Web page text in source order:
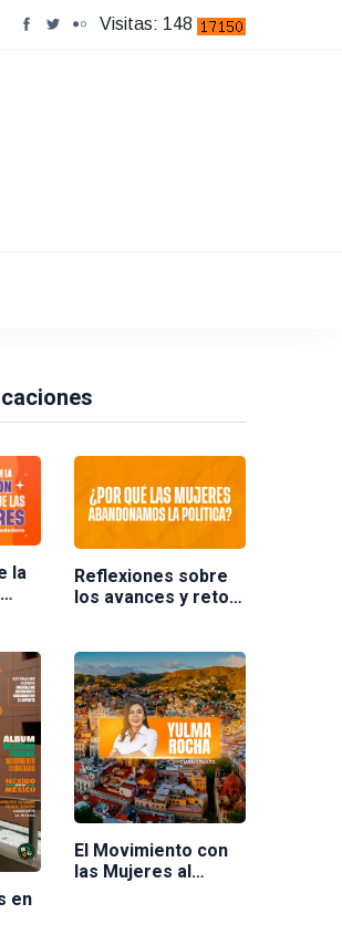
Visitas: 148
la
Reflexiones sobre
los avances y retos
Ponente Nuria
Varela
en
El Movimiento con
las Mujeres al